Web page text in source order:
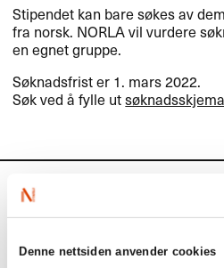
Denne nettsiden anvender cookies
Stipendet kan bare søkes av
fra norsk. NORLAvil vurdere
en egnet gruppe.
Søknadsfrist er 1. mars 2022.
Søk ved å fylle ut
Aktuelt
Siste saker